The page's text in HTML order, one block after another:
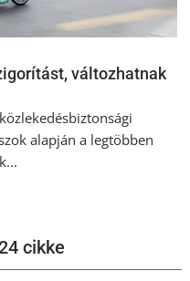
változhatnak
alapján a legtöbben
cikke